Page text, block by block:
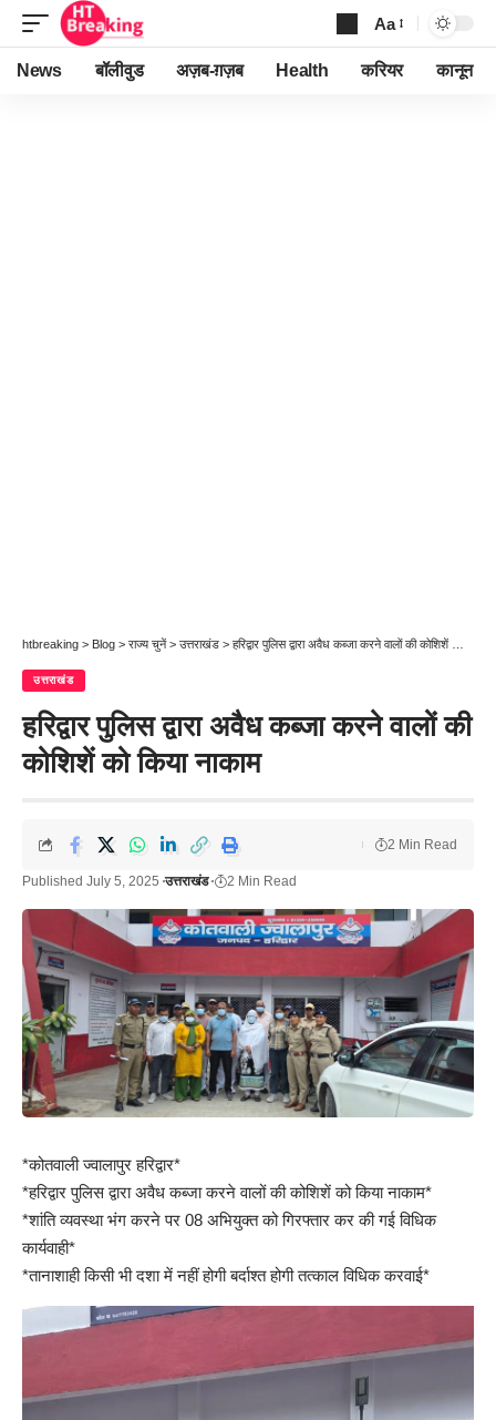
Font
Resizer
Aa
News बॉलीवुड अज़ब-ग़ज़ब Health करियर कानून
htbreaking > Blog > राज्य चुनें > उत्तराखंड > हरिद्वार पुलिस द्वारा अवैध कब्जा करने वालों की कोशिशें को किया नाकाम
उत्तराखंड
हरिद्वार पुलिस द्वारा अवैध कब्जा करने वालों की
कोशिशें को किया नाकाम
Published July 5, 2025 उत्तराखंड 2 Min Read
2 Min Read
*कोतवाली ज्वालापुर हरिद्वार*
*हरिद्वार पुलिस द्वारा अवैध कब्जा करने वालों की कोशिशें को किया नाकाम*
*शांति व्यवस्था भंग करने पर 08 अभियुक्त को गिरफ्तार कर की गई विधिक
कार्यवाही*
*तानाशाही किसी भी दशा में नहीं होगी बर्दाश्त होगी तत्काल विधिक करवाई*